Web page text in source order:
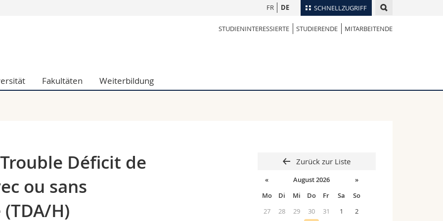
SCHNELLZUGRIFF
und Bildungswissenschaften
Mitarbeitende
Personenverzeichnis
Vorlesungsverzeichnis
FR DE
STUDIENINTERESSIERTE STUDIERENDE MITARBEITENDE
Fakultäten Weiterbildung
Déficit de
ou sans
H)
Zurück zur Liste
« August 2026
»
Mo
Di Mi Do Fr Sa
So
27
28 29 30 31 1
2